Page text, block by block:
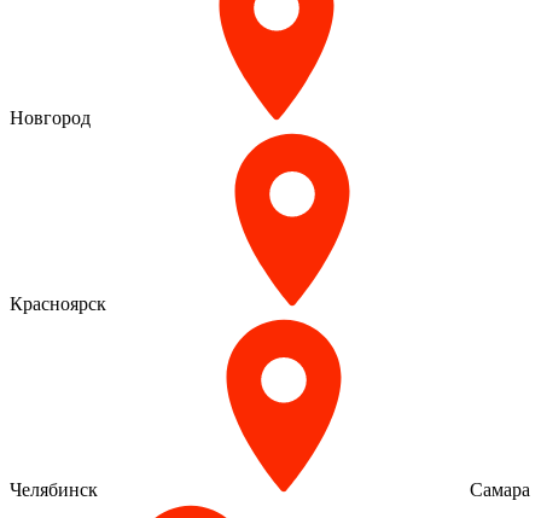
Новгород
Красноярск
Челябинск Самара